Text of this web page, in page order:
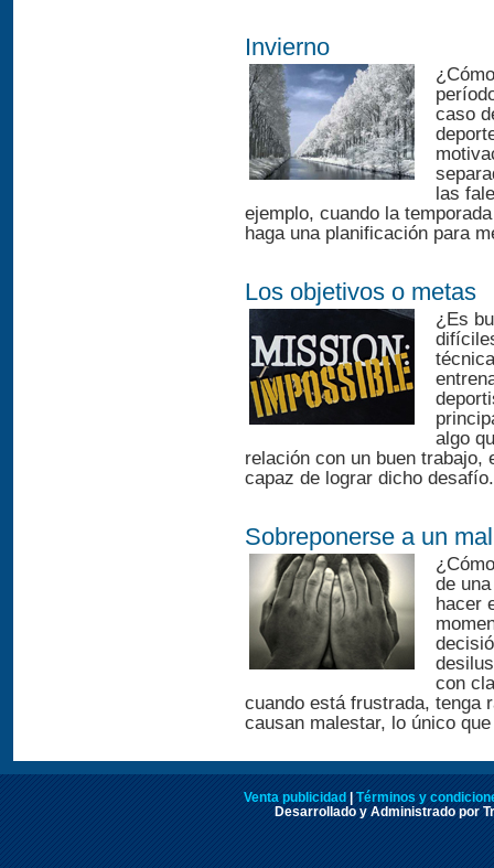
Invierno
caso
las
ejemplo, cuando la
haga una planificación para
Los objetivos o metas
¿Es
algo
relación con un buen
capaz de lograr dicho
Sobreponerse a un
de
hacer
con
cuando está frustrada, tenga
causan malestar, lo único
Venta publicidad
Términos y
Desarrollado y Administrado por